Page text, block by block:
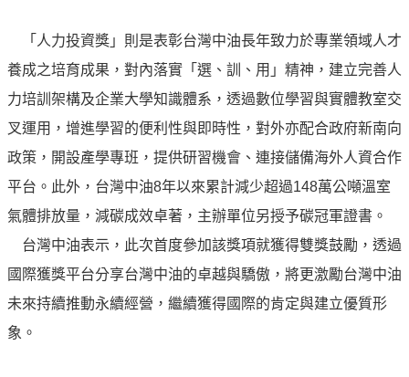
消
息
互
動
專
中
油
首
「人力投資獎」則是表彰台灣中油長年致力於專業領域人才
養成之培育成果，對內落實「選、訓、用」精神，建立完善人
力培訓架構及企業大學知識體系，透過數位學習與實體教室交
叉運用，增進學習的便利性與即時性，對外亦配合政府新南向
政策，開設產學專班，提供研習機會、連接儲備海外人資合作
平台。此外，台灣中油8年以來累計減少超過148萬公噸溫室
氣體排放量，減碳成效卓著，主辦單位另授予碳冠軍證書。
台灣中油表示，此次首度參加該獎項就獲得雙獎鼓勵，透過
國際獲獎平台分享台灣中油的卓越與驕傲，將更激勵台灣中油
未來持續推動永續經營，繼續獲得國際的肯定與建立優質形
象。